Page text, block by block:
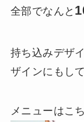
全部でなんと
持ち込みデザ
ザインにもし
メニューはこ